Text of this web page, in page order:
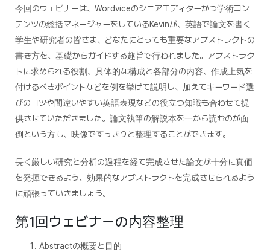
今回のウェビナーは、Wordviceのシニアエディターかつ学術コン
テンツの総括マネージャーをしているKevinが、英語で論文を書く
学生や研究者の皆さま、どなたにとっても重要なアブストラクトの
書き方を、基礎からガイドする趣旨で行われました。アブストラク
トに求められる役割、具体的な構成と各部分の内容、作成上気を
付けるべきポイントなどを例を挙げて説明し、加えてキーワード選
びのコツや間違いやすい英語表現などの役立つ知識も合わせて提
供させていただきました。論文執筆の解説本を一から読むのが面
倒という方も、映像ですっきりと整理することができます。
長く厳しい研究と分析の過程を経て完成させた論文が十分に真価
を発揮できるよう、効果的なアブストラクトを完成させられるよう
に頑張っていきましょう。
第1回ウェビナーの内容整理
Abstractの概要と目的